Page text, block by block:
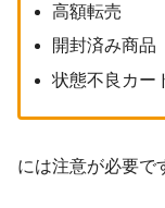
高額転売
開封済み商品
状態不良カー
には注意が必要で